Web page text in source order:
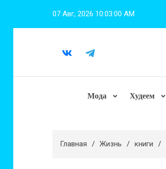
07 Авг, 2026 10:03:01 AM
Мода Худеем
Главная Жизнь книги